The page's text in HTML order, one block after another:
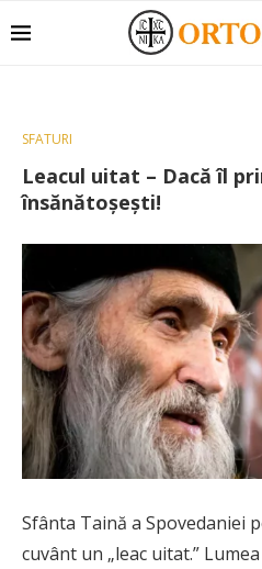
SFATURI
Leacul uitat – Dacă îl
însănătoșești!
Sfânta Taină a Spovedaniei
cuvânt un „leac uitat.”